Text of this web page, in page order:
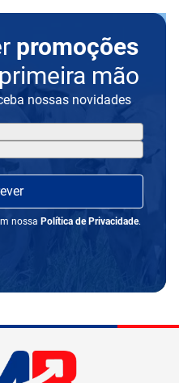
promoções
mão
nossas novidades
nossa Política de Privacidade.